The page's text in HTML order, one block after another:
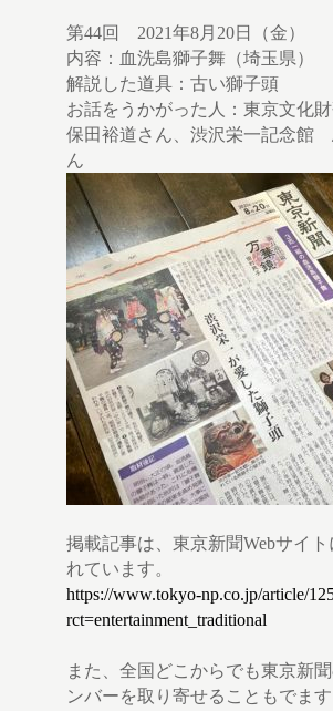
第44回 2021年8月20日（金）
内容：血洗島獅子舞（埼玉県）
解説した道具：古い獅子頭
お話をうかがった人：東京文化
保田裕道さん、渋沢栄一記念館
ん
掲載記事は、東京新聞Webサイト
れています。
https://www.tokyo-np.co.jp/article/
rct=entertainment_traditional
また、全国どこからでも東京新
ンバーを取り寄せることもでま